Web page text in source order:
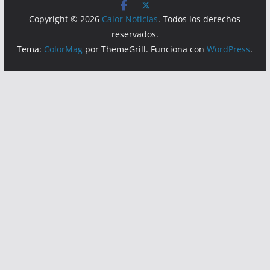
Copyright © 2026 Calor Noticias. Todos los derechos
reservados.
Tema: ColorMag por ThemeGrill. Funciona conWordPress.